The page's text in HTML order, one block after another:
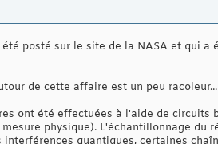
posté sur le site de la NASA et qui
de cette affaire est un peu racoleur...
ont été effectuées à l'aide de
physique). L'échantillonnage du